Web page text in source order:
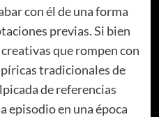
con él de una forma
previas. Si bien
que rompen con
tradicionales de
de referencias
episodio en una época